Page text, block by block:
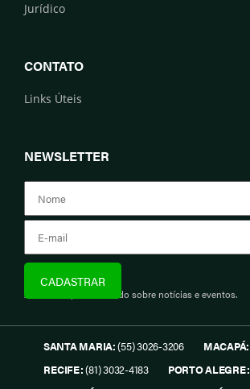
Jurídico
CONTATO
Links Úteis
NEWSLETTER
Assine e fique informado sobre notícias e eventos.
SANTA MARIA:(55) 3026-3206 MACAPÁ:
RECIFE:(81) 3032-4183 PORTO ALEGRE: